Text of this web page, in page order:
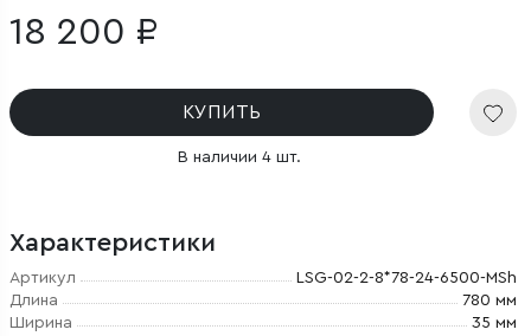
18 200 ₽
КУПИТЬ
В наличии 4 шт.
Характеристики
Артикул
LSG-02-2-8*78-24-6500-MSh
Длина
780 мм
Ширина
35 мм